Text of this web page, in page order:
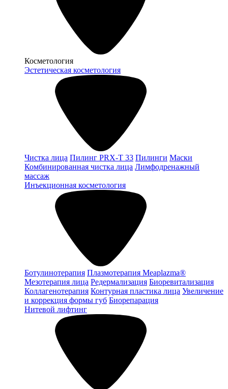
Косметология
Эстетическая косметология
Чистка лица Пилинг PRX-T 33 Пилинги Маски
Комбинированная чистка лица Лимфодренажный
массаж
Инъекционная косметология
Ботулинотерапия Плазмотерапия Meaplazma®
Мезотерапия лица Редермализация Биоревитализация
Коллагенотерапия Контурная пластика лица Увеличение
и коррекция формы губ Биорепарация
Нитевой лифтинг